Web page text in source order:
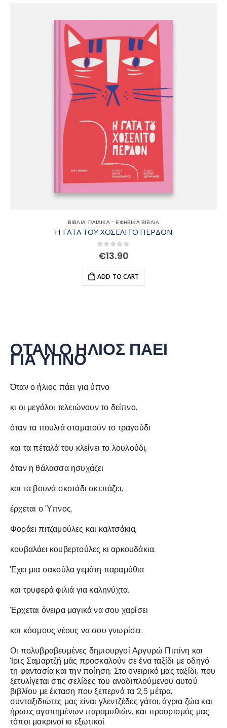
ΒΙΒΛΙΑ,ΠΑΙΔΙΚΑ - ΕΦΗΒΙΚΑ ΒΙΒΛΙΑ
Η ΓΑΤΑ ΤΟΥ ΧΟΣΕΛΙΤΟ ΠΕΡΔΟΝ
out of 5
€13.90
ADD TO CART
ΟΤΑΝ Ο ΗΛΙΟΣ ΠΑΕΙ
ΓΙΑ ΥΠΝΟ
Όταν ο ήλιος πάει για ύπνο
κι οι μεγάλοι τελειώνουν το δείπνο,
όταν τα πουλιά σταματούν το τραγούδι
και τα πέταλά του κλείνει το λουλούδι,
όταν η θάλασσα ησυχάζει
και τα βουνά σκοτάδι σκεπάζει,
έρχεται ο Ύπνος.
Φοράει πιτζαμούλες και καλτσάκια,
κουβαλάει κουβερτούλες κι αρκουδάκια.
Έχει μια σακούλα γεμάτη παραμύθια
και τρυφερά φιλιά για καληνύχτα.
Έρχεται όνειρα μαγικά να σου χαρίσει
και κόσμους νέους να σου γνωρίσει.
Οι πολυβραβευμένες δημιουργοί Αργυρώ Πιπίνη και
Ίρις Σαμαρτζή μάς προσκαλούν σε ένα ταξίδι με οδηγό
τη φαντασία και την ποίηση. Στο ονειρικό μας ταξίδι, που
ξετυλίγεται στις σελίδες του αναδιπλούμενου αυτού
βιβλίου με έκταση που ξεπερνά τα 2,5 μέτρα,
συνταξιδιώτες μας είναι γλεντζέδες γάτοι, άγρια ζώα και
ήρωες αγαπημένων παραμυθιών, και προορισμός μας
τόποι μακρινοί κι εξωτικοί.